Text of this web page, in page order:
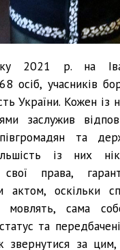
2021 р. на
осіб, учасників
України. Кожен із
заслужив
та
із них
свої права,
актом, оскільки
мовлять, сама
та
звернутися за